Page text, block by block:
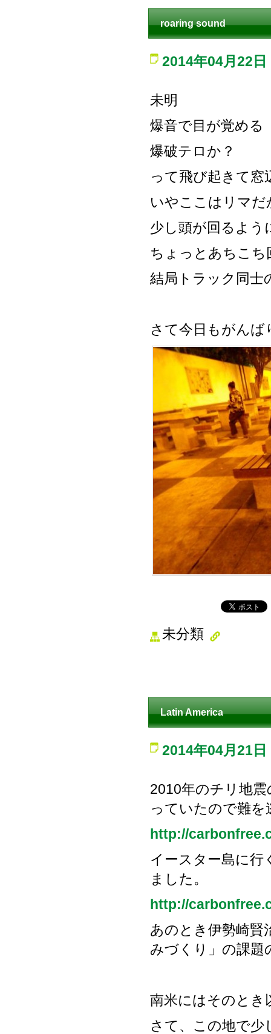
roaring sound
2014年04月22日
未明
爆音で目が覚める
爆破テロか？
って飛び起きて窓
いやここはリマ
少し頭が回るよう
ちょっとあちこち
結局トラック同士
さて今日もがんば
未分類
Latin America
2014年04月21日
2010年のチリ地
っていたので難を
http://
イースター島に
ました。
http://
あのとき伊勢崎賢
みづくり」の課題
南米にはそのとき
さて、この地で